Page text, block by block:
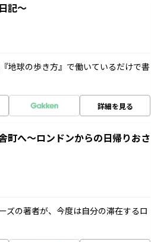
記～
地球の歩き方』で働いているだけで書
詳細を見る
町へ～ロンドンからの日帰りおさ
ズの著者が、今度は自分の滞在するロ